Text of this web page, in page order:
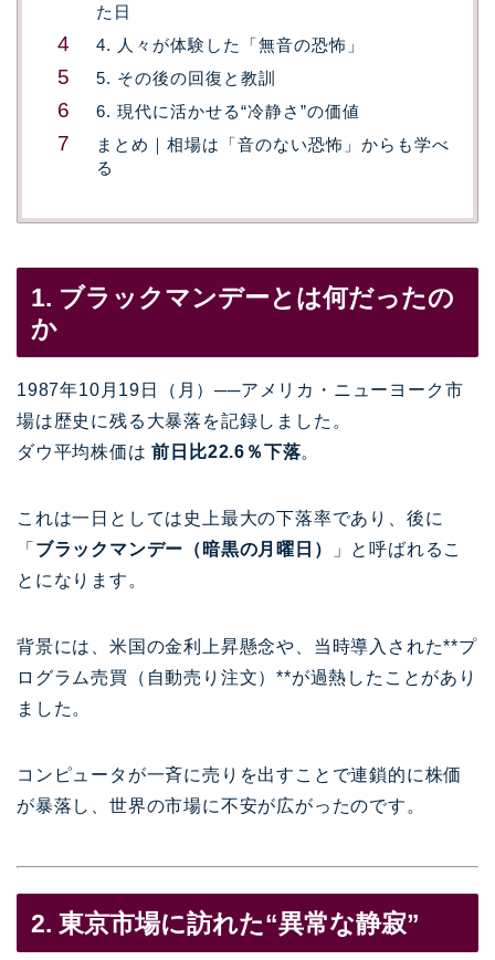
た日
4. 人々が体験した「無音の恐怖」
5. その後の回復と教訓
6. 現代に活かせる“冷静さ”の価値
まとめ｜相場は「音のない恐怖」からも学べ
る
1. ブラックマンデーとは何だったの
か
1987年10月19日（月）──アメリカ・ニューヨーク市
場は歴史に残る大暴落を記録しました。
ダウ平均株価は前日比22.6％下落。
これは一日としては史上最大の下落率であり、後に
「 ブラックマンデー（暗黒の月曜日）
」と呼ばれるこ
とになります。
背景には、米国の金利上昇懸念や、当時導入された**プ
ログラム売買（自動売り注文）**が過熱したことがあり
ました。
コンピュータが一斉に売りを出すことで連鎖的に株価
が暴落し、世界の市場に不安が広がったのです。
2. 東京市場に訪れた“異常な静寂”